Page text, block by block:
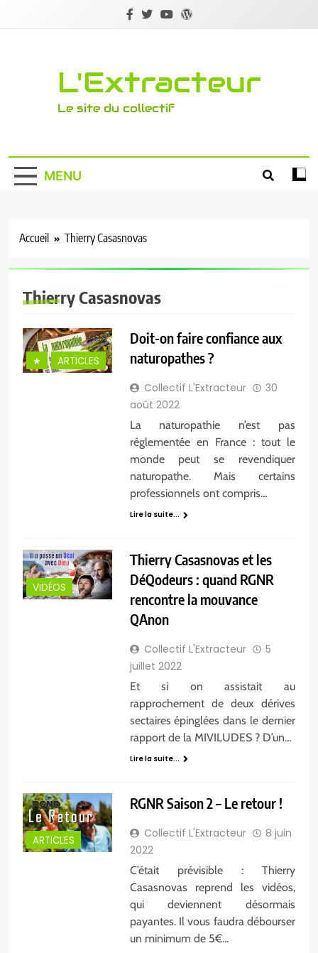
L'Extracteur
Le site du collectif
MENU
Accueil Thierry Casasnovas
Thierry Casasnovas
★ ARTICLES
Doit-on faire confiance aux
naturopathes ?
Collectif L'Extracteur
30
août 2022
La naturopathie n’est pas
réglementée en France : tout le
monde peut se revendiquer
naturopathe. Mais certains
professionnels ont compris…
Lire la suite...
VIDÉOS
Thierry Casasnovas et les
DéQodeurs : quand RGNR
rencontre la mouvance
QAnon
Collectif L'Extracteur
5
juillet 2022
Et si on assistait au
rapprochement de deux dérives
sectaires épinglées dans le dernier
rapport de la MIVILUDES ? D’un…
Lire la suite...
ARTICLES
RGNR Saison 2 – Le retour !
Collectif L'Extracteur
8 juin
2022
C’était prévisible : Thierry
Casasnovas reprend les vidéos,
qui deviennent désormais
payantes. Il vous faudra débourser
un minimum de 5€…